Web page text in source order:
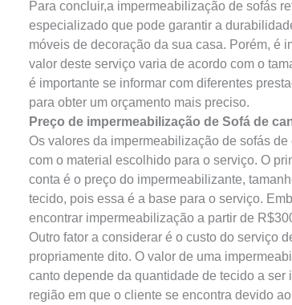
Para concluir,a impermeabilização de sofás
especializado que pode garantir a
móveis de decoração da sua casa. Porém, é
valor deste serviço varia de acordo com o
é importante se informar com diferentes
para obter um orçamento mais preciso.
Preço de impermeabilização de Sofá de
Os valores da impermeabilização de sofás
com o material escolhido para o serviço. O
conta é o preço do impermeabilizante,
tecido, pois essa é a base para o serviço.
encontrar impermeabilização a partir de
Outro fator a considerar é o custo do serviço
propriamente dito. O valor de uma
canto depende da quantidade de tecido a ser
região em que o cliente se encontra devido